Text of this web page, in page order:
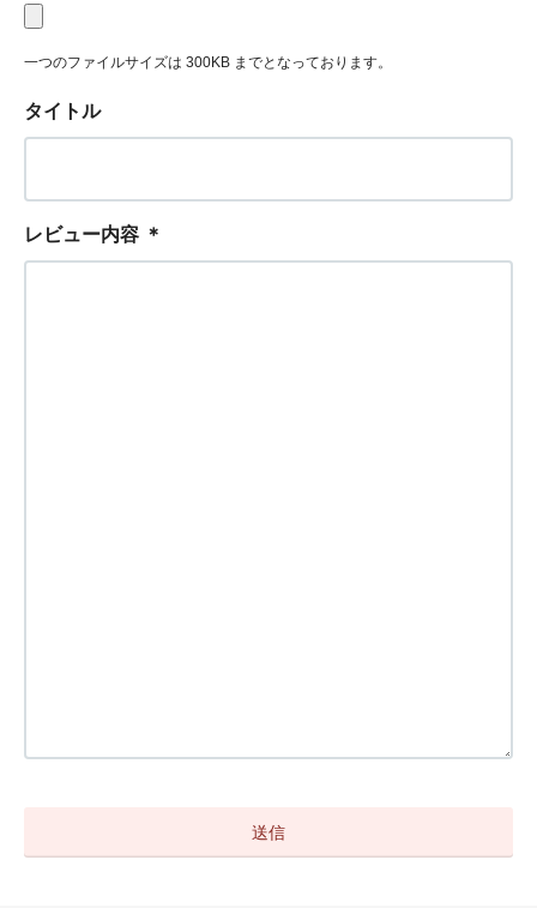
一つのファイルサイズは 300KB までとなっております。
タイトル
レビュー内容 ＊